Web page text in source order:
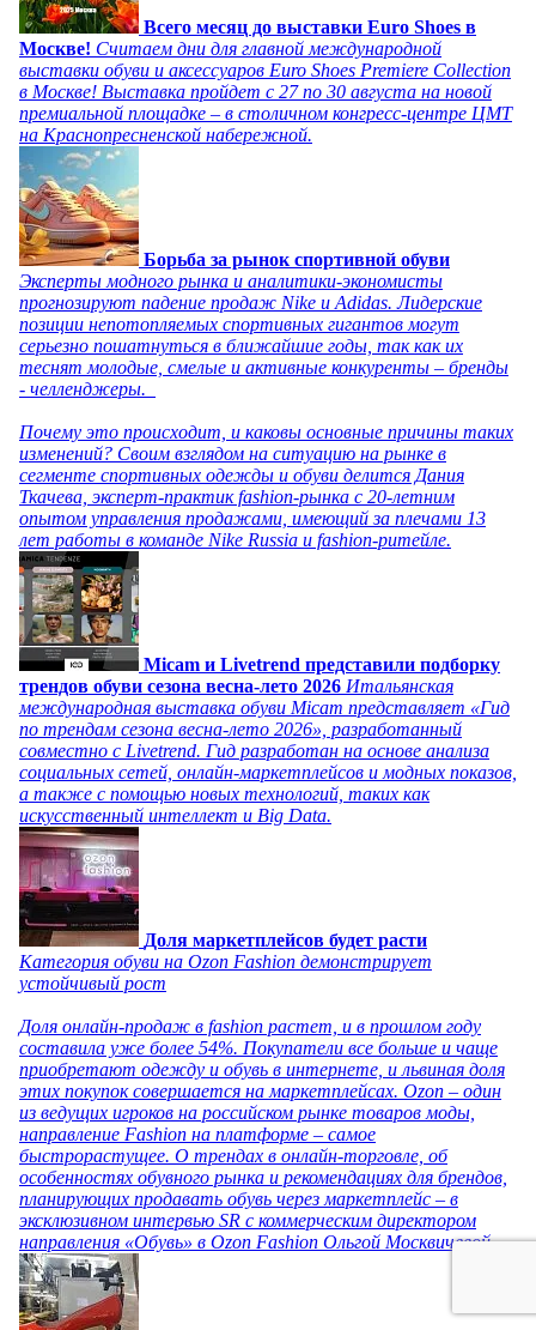
Всего месяц до выставки Euro Shoes в
Москве! Считаем дни для главной международной
выставки обуви и аксессуаров Euro Shoes Premiere Collection
в Москве! Выставка пройдет с 27 по 30 августа на новой
премиальной площадке – в столичном конгресс-центре ЦМТ
на Краснопресненской набережной.
Борьба за рынок спортивной обуви
Эксперты модного рынка и аналитики-экономисты
прогнозируют падение продаж Nike и Adidas. Лидерские
позиции непотопляемых спортивных гигантов могут
серьезно пошатнуться в ближайшие годы, так как их
теснят молодые, смелые и активные конкуренты – бренды
- челленджеры.
Почему это происходит, и каковы основные причины таких
изменений? Своим взглядом на ситуацию на рынке в
сегменте спортивных одежды и обуви делится Дания
Ткачева, эксперт-практик fashion-рынка с 20-летним
опытом управления продажами, имеющий за плечами 13
лет работы в команде Nike Russia и fashion-ритейле.
Micam и Livetrend представили подборку
трендов обуви сезона весна-лето 2026 Итальянская
международная выставка обуви Micam представляет «Гид
по трендам сезона весна-лето 2026», разработанный
совместно с Livetrend. Гид разработан на основе анализа
социальных сетей, онлайн-маркетплейсов и модных показов,
а также с помощью новых технологий, таких как
искусственный интеллект и Big Data.
Доля маркетплейсов будет расти
Категория обуви на Ozon Fashion демонстрирует
устойчивый рост
Доля онлайн-продаж в fashion растет, и в прошлом году
составила уже более 54%. Покупатели все больше и чаще
приобретают одежду и обувь в интернете, и львиная доля
этих покупок совершается на маркетплейсах. Ozon – один
из ведущих игроков на российском рынке товаров моды,
направление Fashion на платформе – самое
быстрорастущее. О трендах в онлайн-торговле, об
особенностях обувного рынка и рекомендациях для брендов,
планирующих продавать обувь через маркетплейс – в
эксклюзивном интервью SR с коммерческим директором
направления «Обувь» в Ozon Fashion Ольгой Москвичевой.